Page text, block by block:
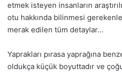
etmek isteyen insanların
otu hakkında bilinmesi
merak edilen tüm detaylar…
Yaprakları pırasa yaprağına
oldukça küçük boyuttadır ve